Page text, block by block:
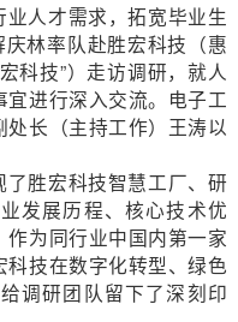
人才需求，拓宽毕业生
林率队赴胜宏科技（惠
科技”）走访调研，就人
进行深入交流。电子工
长（主持工作）王涛以
胜宏科技智慧工厂、研
发展历程、核心技术优
为同行业中国内第一家
技在数字化转型、绿色
调研团队留下了深刻印